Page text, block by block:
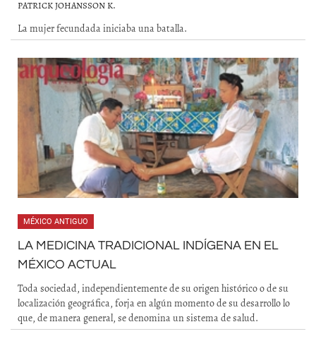
PATRICK JOHANSSON K.
La mujer fecundada iniciaba una batalla.
MÉXICO ANTIGUO
LA MEDICINA TRADICIONAL INDÍGENA EN EL
MÉXICO ACTUAL
Toda sociedad, independientemente de su origen histórico o de su
localización geográfica, forja en algún momento de su desarrollo lo
que, de manera general, se denomina un sistema de salud.